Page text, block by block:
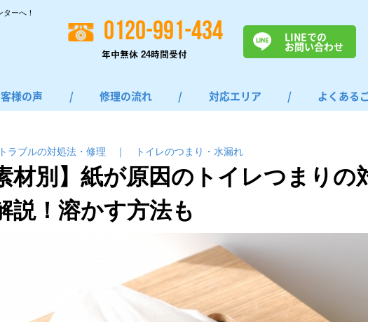
ーへ！
0120-991-434
年中無休 24時間受付
LINEでの
お問い合わせ
様の声 / 修理の流れ / 対応エリア / よくある
ラブルの対処法・修理 ｜ トイレのつまり・⽔漏れ
材別】紙が原因のトイレつまりの
説！溶かす方法も